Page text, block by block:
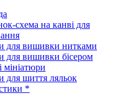
схема на канві для
для вишивки нитками
для вишивки бісером
мініатюри
для шиття ляльок
*